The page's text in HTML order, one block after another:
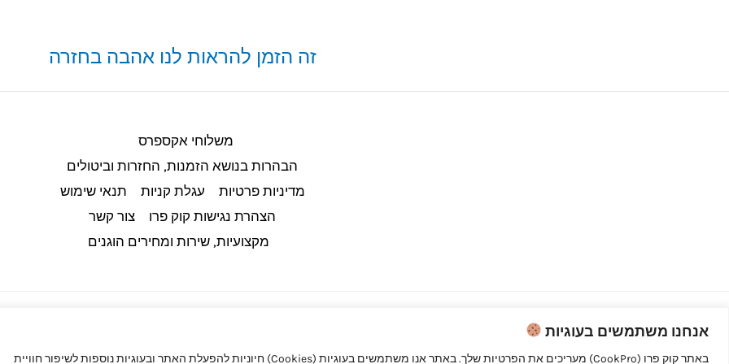
אנחנו משתמשים בעוגיות
באתר קוק פרו (CookPro) מעריכים את הפרטיות שלך. באתר אנו משתמשים בעוגיות (Cookies) חיוניות להפעלת האתר ובעוגיות נוספות לשיפור חוויית
זה הזמן להראות לנו אהבה בחזרה
משלוחי אקספרס
הבהרות בנושא הזמנות, החזרות וביטולים​
מדיניות פרטיות
עגלת קניות
תנאי שימוש
הצהרת נגישות קוק פרו
צור קשר
מקצועיות, שירות ומחירים הוגנים